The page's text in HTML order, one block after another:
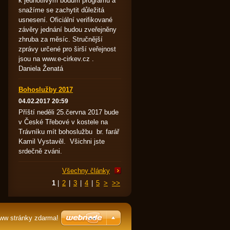
snažíme se zachytit důležitá
usnesení. Oficiální verifikované
závěry jednání budou zveřejněny
zhruba za měsíc. Stručnější
zprávy určené pro širší veřejnost
jsou na www.e-cirkev.cz .
Daniela Ženatá
Bohoslužby 2017
04.02.2017 20:59
Příští neděli 25.června 2017 bude
v České Třebové v kostele na
Trávníku mít bohoslužbu br. farář
Kamil Vystavěl. Všichni jste
srdečně zváni.
Všechny články
1
2 3 4 5 > >>
stránky zdarma!